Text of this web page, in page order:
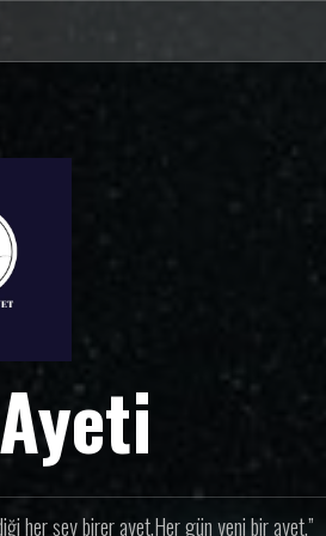
her şey birer ayet.Her gün yeni bir ayet.”